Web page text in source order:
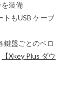
装備
トもUSB ケーブ
鍵盤ごとのベロ
【Xkey Plus ダウ